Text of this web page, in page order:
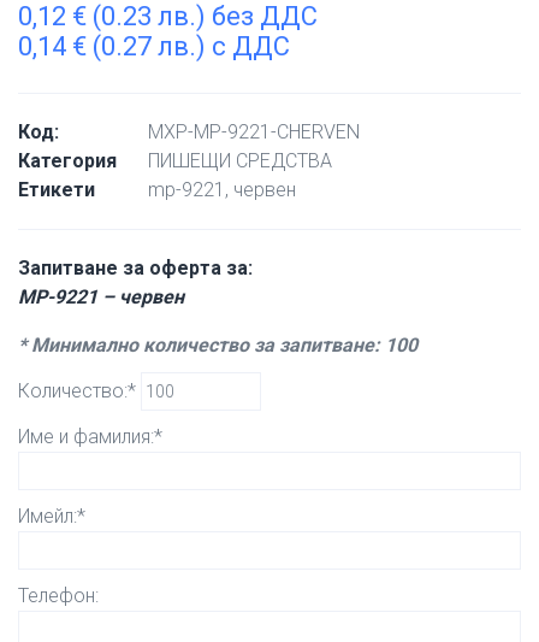
0,12 € (0.23 лв.) без ДДС
0,14 € (0.27 лв.) с ДДС
Код:
MXP-MP-9221-CHERVEN
Категория
ПИШЕЩИ СРЕДСТВА
Етикети
mp-9221 , червен
Запитване за оферта за:
MP-9221 – червен
* Минимално количество за запитване: 100
Количество:*
Име и фамилия:*
Имейл:*
Телефон: